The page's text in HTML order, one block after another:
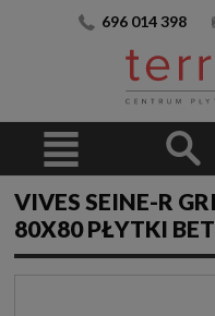
696 014 398
VIVES SEINE-R
80X80 PŁYTKI